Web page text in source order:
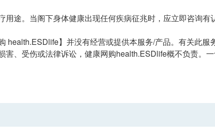
用途。当阁下身体健康出现任何疾病征兆时，应立即咨询有
health.ESDlife】并没有经营或提供本服务/产品。有关此服
害、受伤或法律诉讼，健康网购health.ESDlife概不负责。